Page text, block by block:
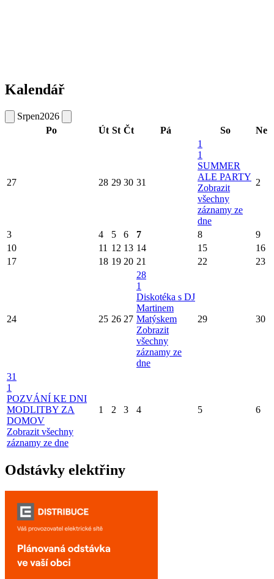
Kalendář
Srpen2026
Po
Út St Čt Pá So Ne
27 28 29 30 31
1
1
SUMMER
ALE PARTY
Zobrazit
všechny
záznamy ze
dne
2
3 4 5 6 7 8
9
10
11 12 13 14 15
16
17
18 19 20 21 22 23
24 25 26 27
28
1
Diskotéka s DJ
Martinem
Matýskem
Zobrazit
všechny
záznamy ze
dne
29 30
31
1
POZVÁNÍ KE DNI
MODLITBY ZA
DOMOV
Zobrazit všechny
záznamy ze dne
1 2 3 4 5 6
Odstávky elektřiny